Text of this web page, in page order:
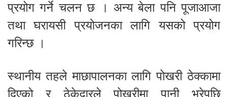
प्रयोग गर्ने चलन छ । अन्य बेला पनि पूजाआजा
तथा घरायसी प्रयोजनका लागि यसको प्रयोग
गरिन्छ ।
स्थानीय तहले माछापालनका लागि पोखरी ठेक्कामा
दिएको र ठेकेदारले पोखरीमा पानी भरेपछि